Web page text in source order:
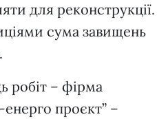
для реконструкції.
сума завищень
робіт – фірма
проєкт” –